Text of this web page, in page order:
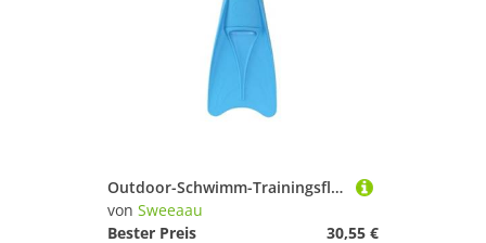
Outdoor-Schwimm-Trainingsflosse, bequem, lang, Schnorcheln, Frosch, Schuhflossen zum Tauchen, Schwimmen, Training, Wasserausrüstung für Tauchen, Schwimmen
von Sweeaau
Bester Preis
30,55 €